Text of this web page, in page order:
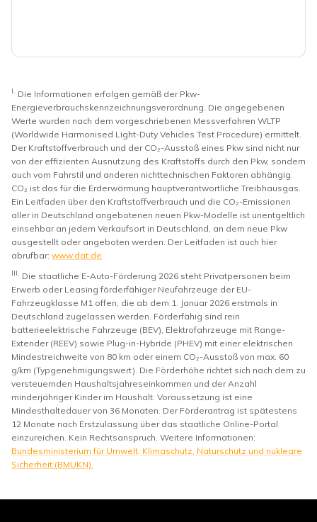
I.
Die Informationen erfolgen gemäß der Pkw-
Energieverbrauchskennzeichnungsverordnung. Die angegebenen
Werte wurden nach dem vorgeschriebenen Messverfahren WLTP
(Worldwide Harmonised Light-Duty Vehicles Test Procedure) ermittelt.
Der Kraftstoffverbrauch und der CO₂-Ausstoß eines Pkw sind nicht nur
von der effizienten Ausnutzung des Kraftstoffs durch den Pkw, sondern
auch vom Fahrstil und anderen nichttechnischen Faktoren abhängig.
CO₂ ist das für die Erderwärmung hauptverantwortliche Treibhausgas.
Ein Leitfaden über den Kraftstoffverbrauch und die CO₂-Emissionen
aller in Deutschland angebotenen neuen Pkw-Modelle ist unentgeltlich
einsehbar an jedem Verkaufsort in Deutschland, an dem neue Pkw
ausgestellt oder angeboten werden. Der Leitfaden ist auch hier
abrufbar: www.dat.de
III.
Die staatliche E-Auto-Förderung 2026 steht Privatpersonen beim
Erwerb oder Leasing förderfähiger Neufahrzeuge der EU-
Fahrzeugklasse M1 offen, die ab dem 1. Januar 2026 erstmals in
Deutschland zugelassen werden. Förderfähig sind rein
batterieelektrische Fahrzeuge (BEV), Elektrofahrzeuge mit Range-
Extender (REEV) sowie Plug-in-Hybride (PHEV) mit einer elektrischen
Mindestreichweite von 80 km oder einem CO₂-Ausstoß von max. 60
g/km (Typgenehmigungswert). Die Förderhöhe richtet sich nach dem zu
versteuernden Haushaltsjahreseinkommen und der Anzahl
minderjähriger Kinder im Haushalt. Voraussetzung ist eine
Mindesthaltedauer von 36 Monaten. Der Förderantrag ist spätestens
12 Monate nach Erstzulassung über das staatliche Online-Portal
einzureichen. Kein Rechtsanspruch. Weitere Informationen:
Bundesministerium für Umwelt, Klimaschutz, Naturschutz und nukleare
Sicherheit (BMUKN).